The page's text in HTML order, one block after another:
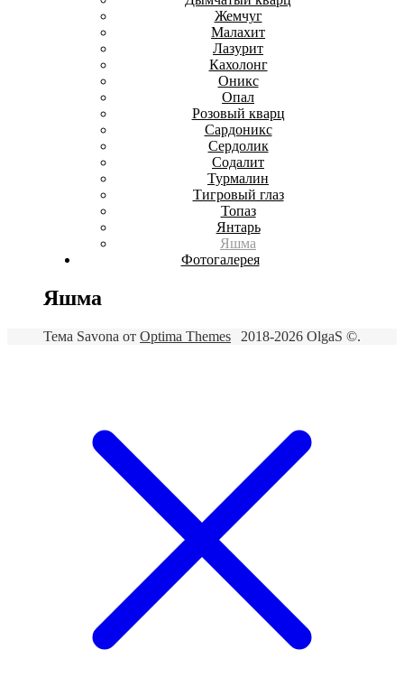
Жемчуг
Малахит
Лазурит
Кахолонг
Оникс
Опал
Розовый кварц
Сардоникс
Сердолик
Содалит
Турмалин
Тигровый глаз
Топаз
Янтарь
Яшма
Фотогалерея
Яшма
2018-2026 OlgaS ©.
Тема Savona от Optima Themes